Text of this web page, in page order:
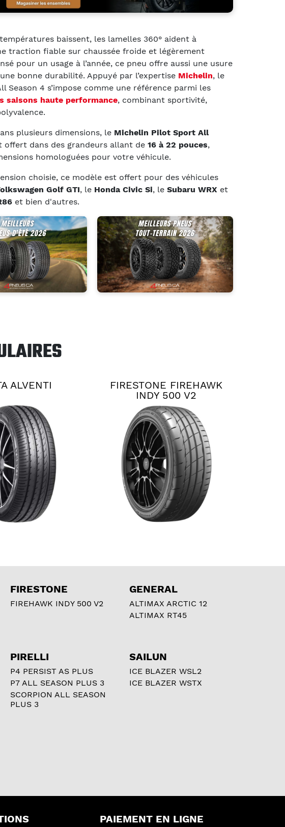
baissent, les lamelles 360° aident à
traction fiable sur chaussée froide et légèrement
pour un usage à l’année, ce pneu offre aussi une usure
bonne durabilité. Appuyé par l’expertise Michelin, le
Season 4 s’impose comme une référence parmi les
saisons haute performance, combinant sportivité,
plusieurs dimensions, le Michelin Pilot Sport All
offert dans des grandeurs allant de 16 à 22 pouces,
homologuées pour votre véhicule.
choisie, ce modèle est offert pour des véhicules
Golf GTI, le Honda Civic Si, le Subaru WRX et
et bien d'autres.
ALVENTI
FIRESTONE FIREHAWK
INDY 500 V2
FIRESTONE
FIREHAWK INDY 500 V2
GENERAL
ALTIMAX ARCTIC 12
ALTIMAX RT45
PIRELLI
P4 PERSIST AS PLUS
P7 ALL SEASON PLUS 3
SCORPION ALL SEASON
PLUS 3
SAILUN
ICE BLAZER WSL2
ICE BLAZER WSTX
PAIEMENT EN LIGNE